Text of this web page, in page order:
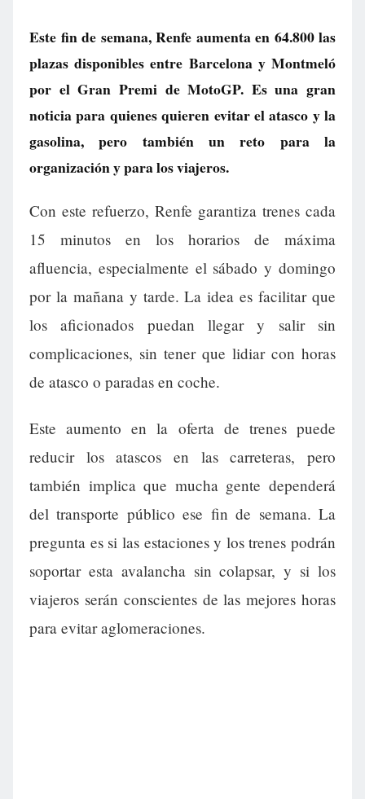
Este fin de semana, Renfe aumenta en 64.800 las
plazas disponibles entre Barcelona y Montmeló
por el Gran Premi de MotoGP. Es una gran
noticia para quienes quieren evitar el atasco y la
gasolina, pero también un reto para la
organización y para los viajeros.
Con este refuerzo, Renfe garantiza trenes cada
15 minutos en los horarios de máxima
afluencia, especialmente el sábado y domingo
por la mañana y tarde. La idea es facilitar que
los aficionados puedan llegar y salir sin
complicaciones, sin tener que lidiar con horas
de atasco o paradas en coche.
Este aumento en la oferta de trenes puede
reducir los atascos en las carreteras, pero
también implica que mucha gente dependerá
del transporte público ese fin de semana. La
pregunta es si las estaciones y los trenes podrán
soportar esta avalancha sin colapsar, y si los
viajeros serán conscientes de las mejores horas
para evitar aglomeraciones.